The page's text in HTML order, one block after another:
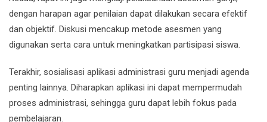
dengan harapan agar penilaian dapat dilakukan secara efektif
dan objektif. Diskusi mencakup metode asesmen yang
digunakan serta cara untuk meningkatkan partisipasi siswa.
Terakhir, sosialisasi aplikasi administrasi guru menjadi agenda
penting lainnya. Diharapkan aplikasi ini dapat mempermudah
proses administrasi, sehingga guru dapat lebih fokus pada
pembelajaran.